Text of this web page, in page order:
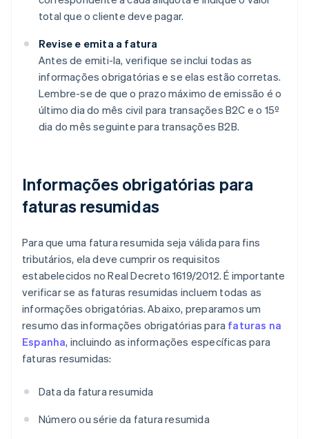
total que o cliente deve pagar.
Revise e emita a fatura
Antes de emiti-la, verifique se inclui todas as
informações obrigatórias e se elas estão corretas.
Lembre-se de que o prazo máximo de emissão é o
último dia do mês civil para transações B2C e o 15º
dia do mês seguinte para transações B2B.
Informações obrigatórias para
faturas resumidas
Para que uma fatura resumida seja válida para fins
tributários, ela deve cumprir os requisitos
estabelecidos no Real Decreto 1619/2012. É importante
verificar se as faturas resumidas incluem todas as
informações obrigatórias. Abaixo, preparamos um
resumo das informações obrigatórias para faturas na
Espanha, incluindo as informações específicas para
faturas resumidas:
Data da fatura resumida
Número ou série da fatura resumida